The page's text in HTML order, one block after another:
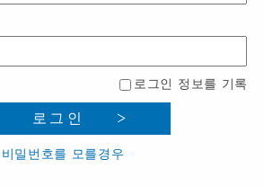
로그인 정보를 기록
로그인
비밀번호를 모를경우